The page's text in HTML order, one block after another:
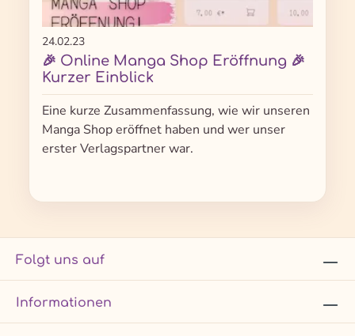
24.02.23
🎉 Online Manga Shop Eröffnung 🎉
Kurzer Einblick
Eine kurze Zusammenfassung, wie wir unseren
Manga Shop eröffnet haben und wer unser
erster Verlagspartner war.
Folgt uns auf
Informationen